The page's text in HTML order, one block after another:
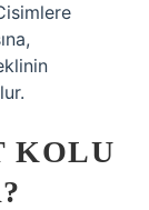
KOLU